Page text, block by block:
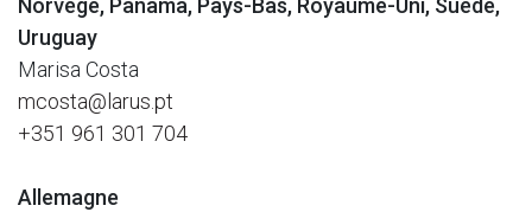
Norvège, Panama, Pays-Bas, Royaume-Uni, Suède,
Uruguay
Marisa Costa
mcosta@larus.pt
+351 961 301 704
Allemagne